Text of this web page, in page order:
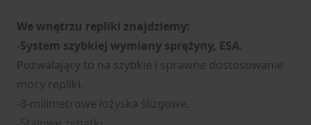
We wnętrzu repliki znajdziemy:
-System szybkiej wymiany sprężyny, ESA.
Pozwalający to na szybkie i sprawne dostosowanie
mocy repliki.
-8-milimetrowe łożyska ślizgowe.